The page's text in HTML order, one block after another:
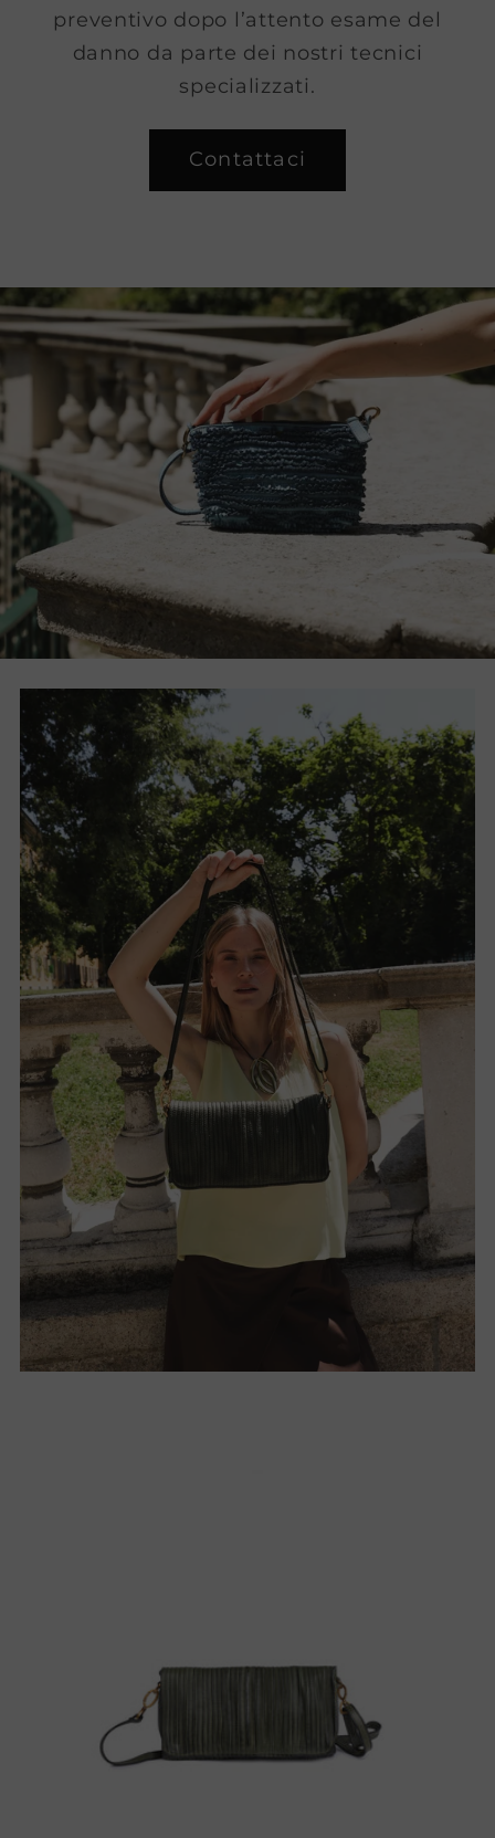
preventivo dopo l’attento esame del
danno da parte dei nostri tecnici
specializzati.
Contattaci